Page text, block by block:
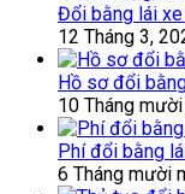
Đổi bằng lái
12 Tháng 3,
Hồ sơ đổi
10 Tháng
Phí đổi bằng
6 Tháng mười